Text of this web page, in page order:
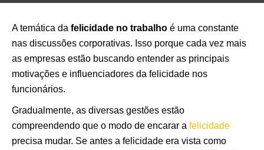
A temática da felicidade no trabalho é uma constante
nas discussões corporativas. Isso porque cada vez mais
as empresas estão buscando entender as principais
motivações e influenciadores da felicidade nos
funcionários.
Gradualmente, as diversas gestões estão
compreendendo que o modo de encarar a felicidade
precisa mudar. Se antes a felicidade era vista como